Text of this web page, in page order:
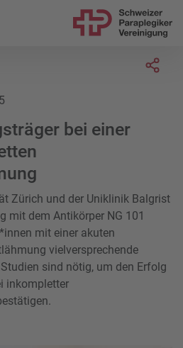
bei einer
Zürich und der Uniklinik Balgrist
mit dem Antikörper NG 101
mit einer akuten
vielversprechende
sind nötig, um den Erfolg
inkompletter